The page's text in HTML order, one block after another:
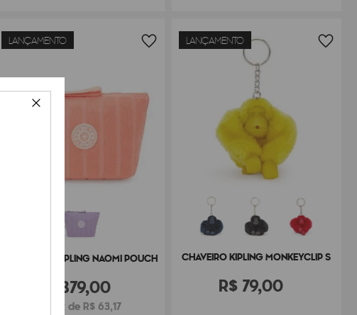
LANÇAMENTO
NÉCESSAIRE KIPLING NAOMI POUCH
379,00
ou 6x de R$ 63,17
LANÇAMENTO
CHAVEIRO KIPLING MONKEYCLIP S
R$ 79,00